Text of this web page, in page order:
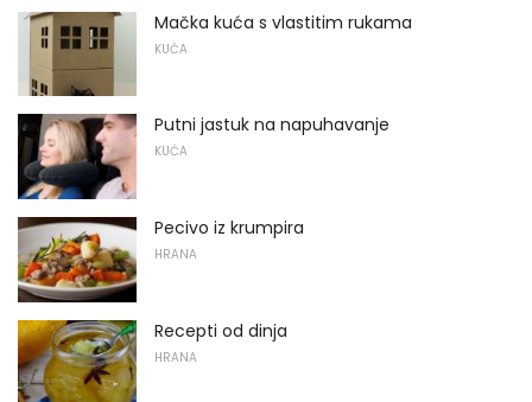
Mačka kuća s vlastitim rukama
KUĆA
Putni jastuk na napuhavanje
KUĆA
Pecivo iz krumpira
HRANA
Recepti od dinja
HRANA